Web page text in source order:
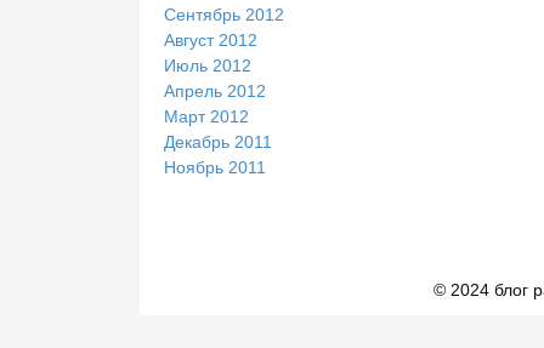
Сентябрь 2012
Август 2012
Июль 2012
Апрель 2012
Март 2012
Декабрь 2011
Ноябрь 2011
© 2024 блог